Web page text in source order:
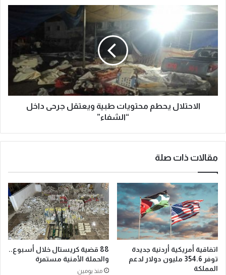
الاحتلال يحطم محتويات طبية ويعتقل جرحى داخل
“الشفاء”
مقالات ذات صلة
اتفاقية أمريكية أردنية جديدة
توفر 354.6 مليون دولار لدعم
المملكة
88 قضية كريستال خلال أسبوع..
والحملة الأمنية مستمرة
منذ يومين